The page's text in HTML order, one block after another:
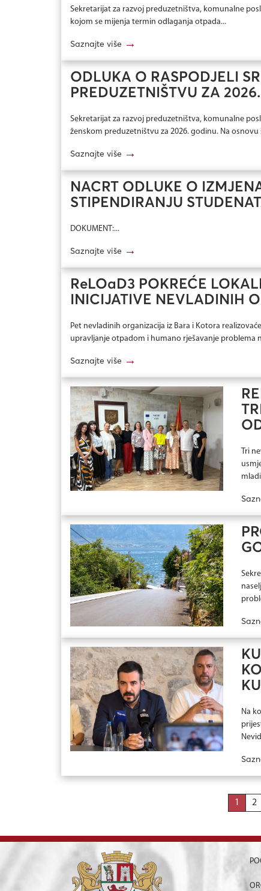
Sekretarijat za razvoj preduzetništva, komunalne
kojom se mijenja termin odlaganja otpada...
Saznajte više →
ODLUKA O RASPODJELI
PREDUZETNIŠTVU ZA
Sekretarijat za razvoj preduzetništva, komunalne
ženskom preduzetništvu za 2026. godinu. Na
Saznajte više →
NACRT ODLUKE O
STIPENDIRANJU
DOKUMENT:...
Saznajte više →
ReLOaD3 POKREĆE
INICIJATIVE NEVLADINIH
Pet nevladinih organizacija iz Bara i Kotora
upravljanje otpadom i humano rješavanje problema
Saznajte više →
Tri
Na
1 2